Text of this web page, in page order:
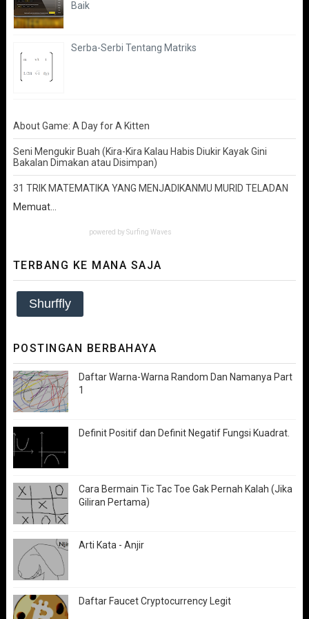
Baik
Serba-Serbi Tentang Matriks
About Game: A Day for A Kitten
Seni Mengukir Buah (Kira-Kira Kalau Habis Diukir Kayak Gini
Bakalan Dimakan atau Disimpan)
31 TRIK MATEMATIKA YANG MENJADIKANMU MURID TELADAN
Memuat...
powered by Surfing Waves
TERBANG KE MANA SAJA
Shurffly
POSTINGAN BERBAHAYA
Daftar Warna-Warna Random Dan Namanya Part
1
Definit Positif dan Definit Negatif Fungsi Kuadrat.
Cara Bermain Tic Tac Toe Gak Pernah Kalah (Jika
Giliran Pertama)
Arti Kata - Anjir
Daftar Faucet Cryptocurrency Legit